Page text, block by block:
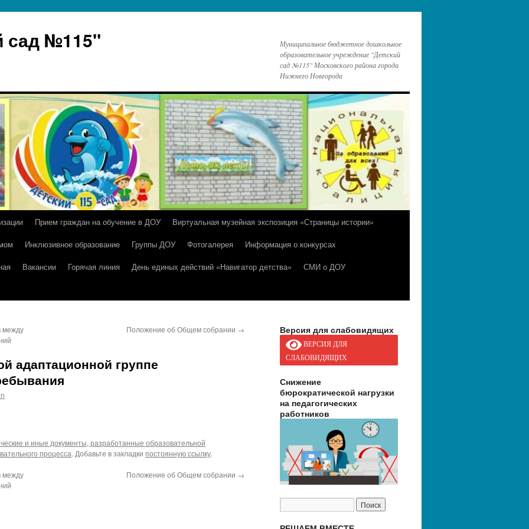
сад №115"
Муниципальное бюджетное дошкольное
образовательное учреждение "Детский
сад №115" Московского района города
Нижнего Новгорода
Прием граждан на обучение в ДОУ
Виртуальная музейная экспозиция «Страницы истории»
Инклюзивное образование Группы ДОУ Фотогалерея
Информация о конкурсах
Вакансии Горячая линия День единых действий «Навигатор детства»
СМИ о ДОУ
между
Положение об Общем собрании →
адаптационной группе
и иные документы, разработанные образовательной
процесса. Добавьте в закладки постоянную ссылку.
между
Положение об Общем собрании →
Версия для слабовидящих
ВЕРСИЯ ДЛЯ
СЛАБОВИДЯЩИХ
Снижение
бюрократической нагрузки
на педагогических
работников